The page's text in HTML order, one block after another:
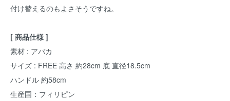
付け替えるのもよさそうですね。
[ 商品仕様 ]
素材 : アバカ
サイズ : FREE 高さ 約28cm 底 直径18.5cm
ハンドル 約58cm
生産国：フィリピン